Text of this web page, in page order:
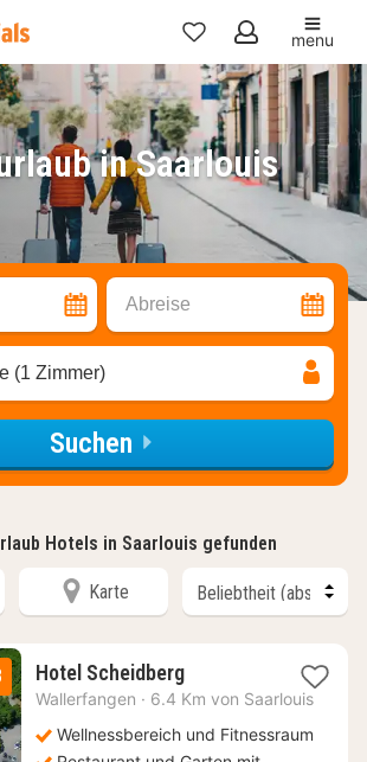
Meine
Favoriten
menu
in Saarlouis
Abreise
(1 Zimmer)
Suchen
Hotels in Saarlouis gefunden
Karte
Hotel Scheidberg1
Nacht
69
€
Wallerfangen · 6.4 Km von Saarlouis
Wellnessbereich und Fitnessraum